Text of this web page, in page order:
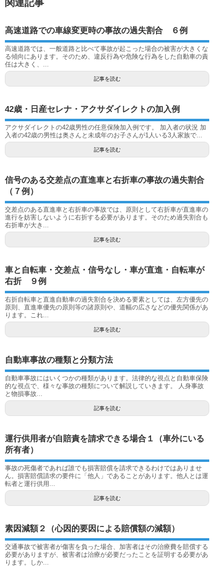
関連記事
高速道路での車線変更時の事故の過失割合 ６例
高速道路では、一般道路と比べて事故が起こった場合の被害が大きくな
る傾向にあります。そのため、違反行為や危険な行為をした自動車の責
任は大きく、...
記事を読む
42歳・日産セレナ・アクサダイレクトの加入例
アクサダイレクトの42歳男性の任意保険加入例です。 加入者の状況 加
入者の42歳の男性は奥さんと未成年のお子さんが1人いる3人家族で...
記事を読む
信号のある交差点の直進車と右折車の事故の過失割合
（７例）
交差点のある直進車と右折車の事故では、原則として右折車が直進車の
進行を妨害しないように右折する必要があります。そのため過失割合も
右折車が大き...
記事を読む
車と自転車・交差点・信号なし・車が直進・自転車が
右折 ９例
右折自転車と直進自動車の過失割合を決める要素としては、左方優先の
原則、直進車優先の原則等の諸原則や、道幅の広さなどの優先関係があ
ります。これ...
記事を読む
自動車事故の種類と分類方法
自動車事故にはいくつかの種類があります。法律的な視点と自動車保険
的な視点で、様々な事故の種類について解説していきます。 人身事故
と物損事故...
記事を読む
運行供用者が自賠責を請求できる場合１（車外にいる
所有者）
事故の死傷者であれば誰でも損害賠償を請求できるわけではありませ
ん。損害賠償請求の要件に「他人」であることがあります。他人とは運
転者と運行供用...
記事を読む
素因減額２（心因的要因による賠償額の減額）
交通事故で被害者が傷害を負った場合、加害者はその治療費を賠償する
必要がありますが、被害者は治療が必要だったことを証明する必要があ
ります。しか...